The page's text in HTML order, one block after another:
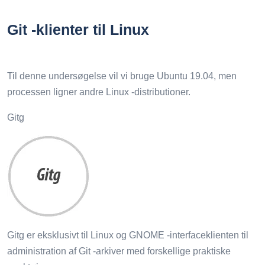
Git -klienter til Linux
Til denne undersøgelse vil vi bruge Ubuntu 19.04, men
processen ligner andre Linux -distributioner.
Gitg
Gitg er eksklusivt til Linux og GNOME -interfaceklienten til
administration af Git -arkiver med forskellige praktiske